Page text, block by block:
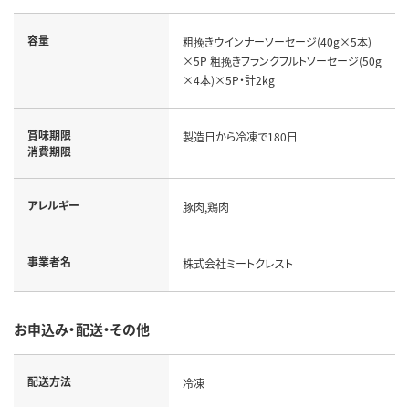
容量
粗挽きウインナーソーセージ(40g×5本)
×5P 粗挽きフランクフルトソーセージ(50g
×4本)×5P・計2kg
賞味期限
消費期限
製造日から冷凍で180日
アレルギー 豚肉,鶏肉
事業者名 株式会社ミートクレスト
お申込み・配送・その他
配送方法 冷凍